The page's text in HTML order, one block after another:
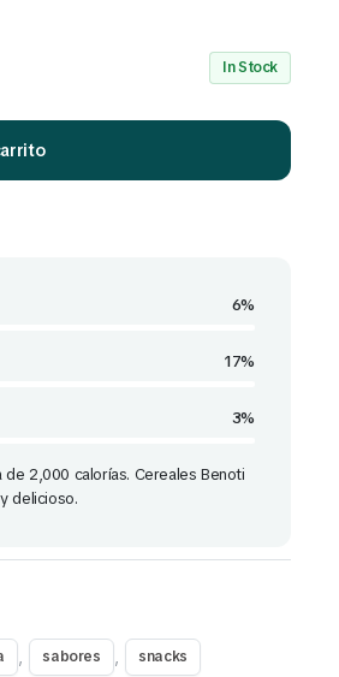
In Stock
6%
17%
3%
2,000 calorías. Cereales Benoti
delicioso.
, sabores , snacks